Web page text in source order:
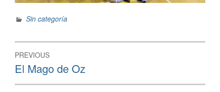
Sin categoría
Navegación
de
entradas
PREVIOUS
Previous
post:
El Mago de Oz